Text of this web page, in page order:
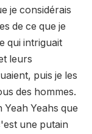
je considérais
de ce que je
qui intriguait
leurs
puis je les
des hommes.
Yeah Yeahs que
une putain